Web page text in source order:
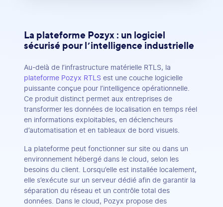
La plateforme Pozyx : un logiciel
sécurisé pour l’intelligence industrielle
Au-delà de l’infrastructure matérielle RTLS, la
plateforme Pozyx RTLS est une couche logicielle
puissante conçue pour l’intelligence opérationnelle.
Ce produit distinct permet aux entreprises de
transformer les données de localisation en temps réel
en informations exploitables, en déclencheurs
d’automatisation et en tableaux de bord visuels.
La plateforme peut fonctionner sur site ou dans un
environnement hébergé dans le cloud, selon les
besoins du client. Lorsqu’elle est installée localement,
elle s’exécute sur un serveur dédié afin de garantir la
séparation du réseau et un contrôle total des
données. Dans le cloud, Pozyx propose des